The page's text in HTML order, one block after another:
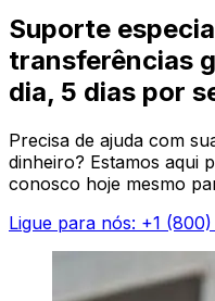
Suporte
transferências
dia, 5 dias por
Precisa de ajuda com
dinheiro? Estamos aqui
conosco hoje mesmo
Ligue para nós: +1